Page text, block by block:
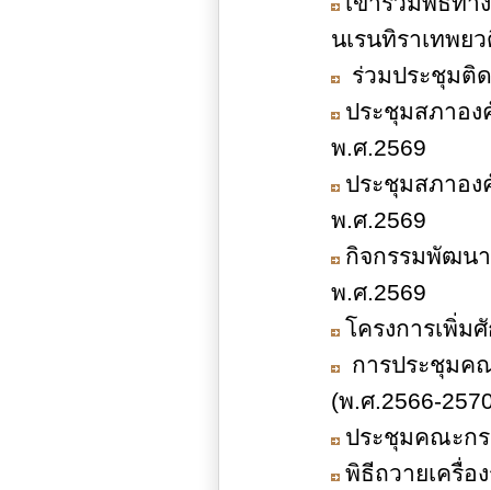
นเรนทิราเทพย
ร่วมประชุมติ
ประชุมสภาอ
พ.ศ.2569
ประชุมสภาอ
พ.ศ.2569
กิจกรรมพัฒน
พ.ศ.2569
โครงการเพิ่ม
การประชุมค
(พ.ศ.2566-
ประชุมคณะก
พิธีถวายเครื่อ